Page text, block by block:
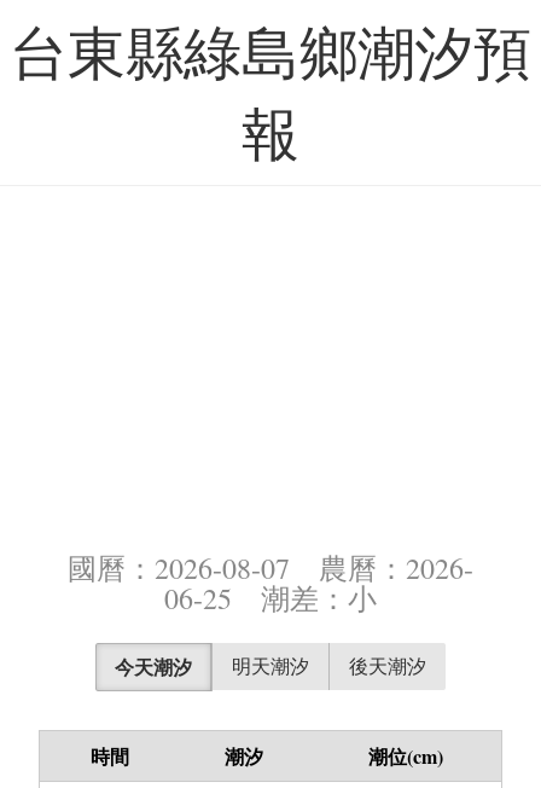
台東縣綠島鄉潮汐預
報
國曆：2026-08-07 農曆：2026-
06-25 潮差：小
今天潮汐 明天潮汐 後天潮汐
時間 潮汐 潮位(cm)